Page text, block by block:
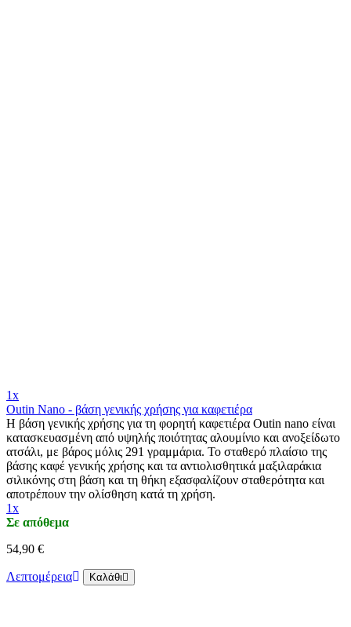
1x
Outin Nano - βάση γενικής χρήσης για καφετιέρα
Η βάση γενικής χρήσης για τη φορητή καφετιέρα Outin nano είναι
κατασκευασμένη από υψηλής ποιότητας αλουμίνιο και ανοξείδωτο
ατσάλι, με βάρος μόλις 291 γραμμάρια. Το σταθερό πλαίσιο της
βάσης καφέ γενικής χρήσης και τα αντιολισθητικά μαξιλαράκια
σιλικόνης στη βάση και τη θήκη εξασφαλίζουν σταθερότητα και
αποτρέπουν την ολίσθηση κατά τη χρήση.
1x
Σε απόθεμα
54,90 €
Λεπτομέρεια Καλάθι